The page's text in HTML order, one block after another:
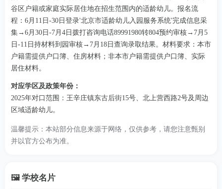
谷区户籍或家庭实际居住地在招生范围内的适龄幼儿。报名流
程：6月11日-30日登录'北京市适龄幼儿入园服务系统'完成信息采
集→6月30日-7月4日拨打咨询电话89991980转804预约审核→7月5
日-11日持材料到园审核→7月18日查询录取结果。材料要求：本市
户籍需提供户口簿、住房材料；非本市户籍需提供户口簿、实际
居住材料。
对应学区及政策年份：
2025年对口范围：王辛庄镇东古后街15号、北上营西路2号及周边
区域适龄幼儿。
温馨提示：本站部分信息来源于网络，仅供参考，请您注意甄别
并以官方公布为准。
🖼️ 学校名片